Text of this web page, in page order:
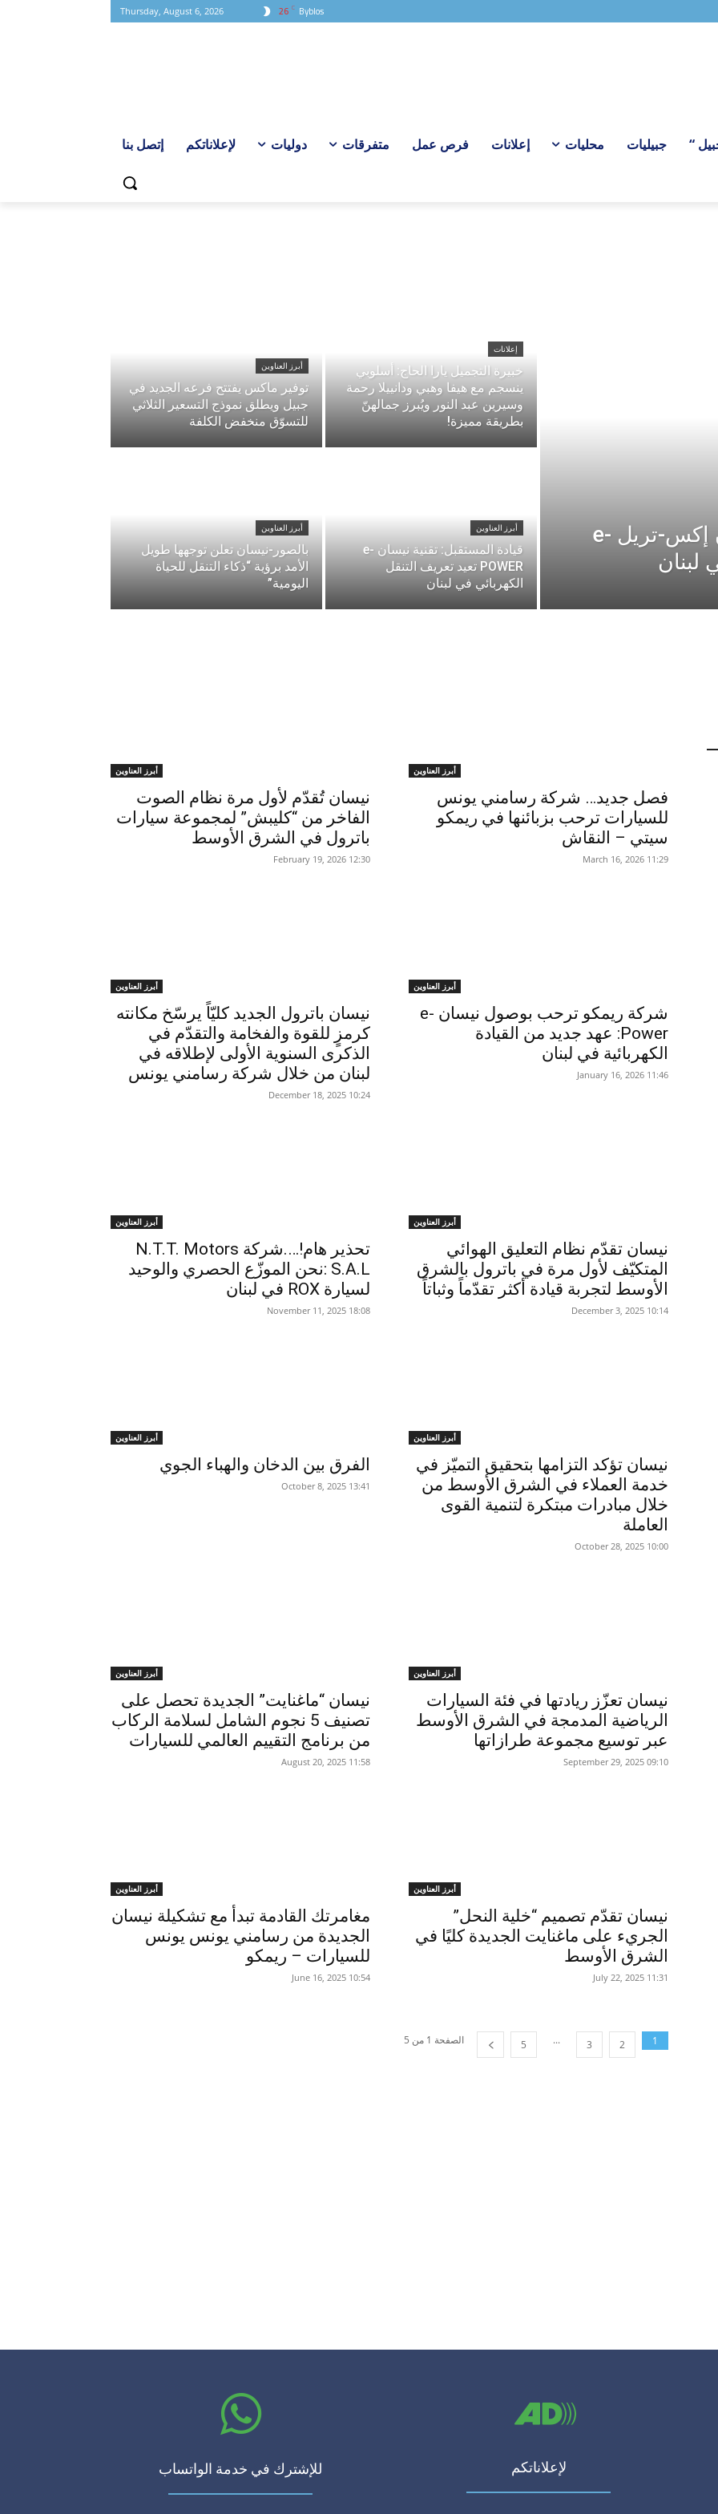
26 C Byblos
Thursday, August 6, 2026
“ جبيليات محليات إعلانات فرص عمل متفرقات دوليات لإعلاناتكم إتصل بنا
“ريمكو” تطلق طراز نيسان إكس-تريل e-
إعلانات
خبيرة التجميل يارا الحاج: أسلوبي
ينسجم مع هيفا وهبي ودانييلا رحمة
وسيرين عبد النور ويُبرز جمالهنّ
بطريقة مميزة!
أبرز العناوين
توفير ماكس يفتتح فرعه الجديد في
جبيل ويطلق نموذج التسعير الثلاثي
للتسوّق منخفض الكلفة
أبرز العناوين
قيادة المستقبل: تقنية نيسان e-
POWER تعيد تعريف التنقل
الكهربائي في لبنان
أبرز العناوين
بالصور-نيسان تعلن توجهها طويل
الأمد برؤية “ذكاء التنقل للحياة
اليومية”
أبرز العناوين
فصل جديد… شركة رسامني يونس
للسيارات ترحب بزبائنها في ريمكو
سيتي – النقاش
11:29 2026 ,March 16
أبرز العناوين
نيسان تُقدّم لأول مرة نظام الصوت
الفاخر من “كليبش” لمجموعة سيارات
باترول في الشرق الأوسط
12:30 2026 ,February 19
أبرز العناوين
شركة ريمكو ترحب بوصول نيسان e-
Power: عهد جديد من القيادة
الكهربائية في لبنان
11:46 2026 ,January 16
أبرز العناوين
نيسان باترول الجديد كليّاً يرسّخ مكانته
كرمزٍ للقوة والفخامة والتقدّم في
الذكرى السنوية الأولى لإطلاقه في
لبنان من خلال شركة رسامني يونس
10:24 2025 ,December 18
أبرز العناوين
نيسان تقدّم نظام التعليق الهوائي
المتكيّف لأول مرة في باترول بالشرق
الأوسط لتجربة قيادة أكثر تقدّماً وثباتاً
10:14 2025 ,December 3
أبرز العناوين
تحذير هام!….شركة N.T.T. Motors
S.A.L :نحن الموزّع الحصري والوحيد
لسيارة ROX في لبنان
18:08 2025 ,November 11
أبرز العناوين
نيسان تؤكد التزامها بتحقيق التميّز في
خدمة العملاء في الشرق الأوسط من
خلال مبادرات مبتكرة لتنمية القوى
العاملة
10:00 2025 ,October 28
أبرز العناوين
الفرق بين الدخان والهباء الجوي
13:41 2025 ,October 8
أبرز العناوين
نيسان تعزّز ريادتها في فئة السيارات
الرياضية المدمجة في الشرق الأوسط
عبر توسيع مجموعة طرازاتها
09:10 2025 ,September 29
أبرز العناوين
نيسان “ماغنايت” الجديدة تحصل على
تصنيف 5 نجوم الشامل لسلامة الركاب
من برنامج التقييم العالمي للسيارات
11:58 2025 ,August 20
أبرز العناوين
نيسان تقدّم تصميم “خلية النحل”
الجريء على ماغنايت الجديدة كليًا في
الشرق الأوسط
11:31 2025 ,July 22
أبرز العناوين
مغامرتك القادمة تبدأ مع تشكيلة نيسان
الجديدة من رسامني يونس يونس
للسيارات – ريمكو
10:54 2025 ,June 16
1
2
3
...
5 الصفحة 1 من 5
للإشترك في خدمة الواتساب لإعلاناتكم